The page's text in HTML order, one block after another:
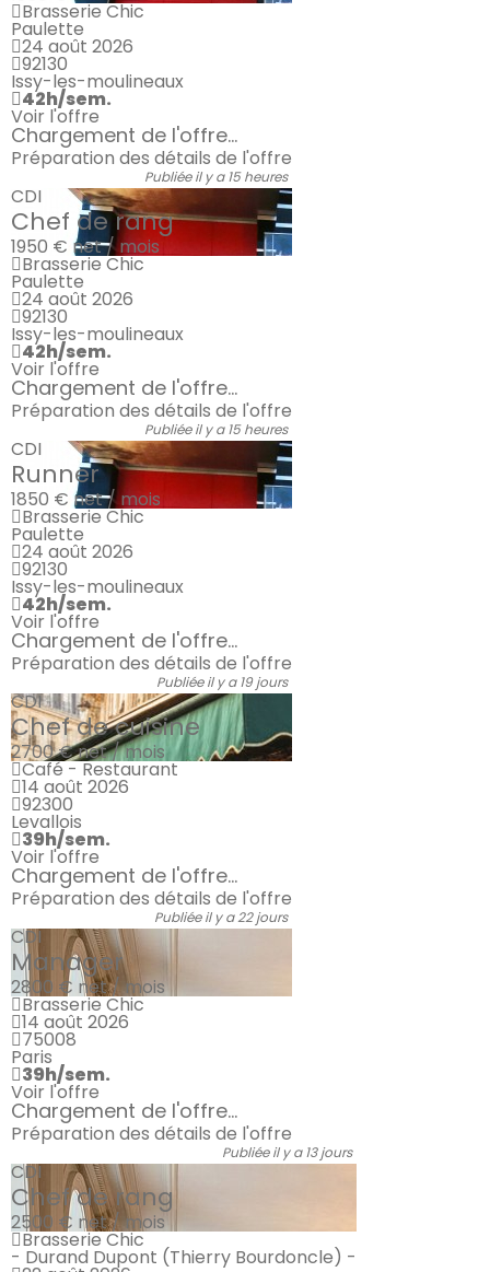
Brasserie Chic
Paulette
24 août 2026
92130
Issy-les-moulineaux
42h/sem.
Voir l'offre
Chargement de l'offre...
Préparation des détails de l'offre
Publiée il y a 15 heures
CDI
Chef de rang
1950 € net / mois
Brasserie Chic
Paulette
24 août 2026
92130
Issy-les-moulineaux
42h/sem.
Voir l'offre
Chargement de l'offre...
Préparation des détails de l'offre
Publiée il y a 15 heures
CDI
Runner
1850 € net / mois
Brasserie Chic
Paulette
24 août 2026
92130
Issy-les-moulineaux
42h/sem.
Voir l'offre
Chargement de l'offre...
Préparation des détails de l'offre
Publiée il y a 19 jours
CDI
Chef de cuisine
2700 €net / mois
Café - Restaurant
14 août 2026
92300
Levallois
39h/sem.
Voir l'offre
Chargement de l'offre...
Préparation des détails de l'offre
Publiée il y a 22 jours
CDI
Manager
2800 € net / mois
Brasserie Chic
14 août 2026
75008
Paris
39h/sem.
Voir l'offre
Chargement de l'offre...
Préparation des détails de l'offre
Publiée il y a 13 jours
CDI
Chef de rang
2500 € net / mois
Brasserie Chic
- Durand Dupont (Thierry Bourdoncle) -